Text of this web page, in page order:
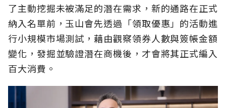
了主動挖掘未被滿足的潛在需求，新的通路在正式
納入名單前，玉山會先透過「領取優惠」的活動進
行小規模市場測試，藉由觀察領券人數與簽帳金額
變化，發掘並驗證潛在商機後，才會將其正式編入
百大消費。